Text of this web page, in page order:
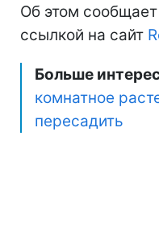
Об этом сообщает
ссылкой на сайт
Больше
комнатное
пересадить